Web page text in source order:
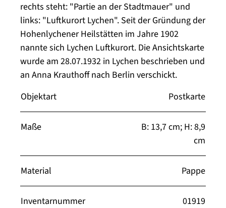
rechts steht: "Partie an der Stadtmauer" und
links: "Luftkurort Lychen". Seit der Gründung der
Hohenlychener Heilstätten im Jahre 1902
nannte sich Lychen Luftkurort. Die Ansichtskarte
wurde am 28.07.1932 in Lychen beschrieben und
an Anna Krauthoff nach Berlin verschickt.
Objektart
Postkarte
Maße
B: 13,7 cm; H: 8,9
cm
Material Pappe
Inventarnummer 01919